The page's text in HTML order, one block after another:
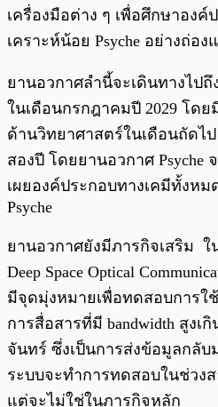
เครื่องมือต่าง ๆ เพื่อศึกษาอง
เคราะห์น้อย Psyche อย่างถ่อง
ยานอวกาศลำนี้จะเดินทางไปถึ
ในเดือนกรกฎาคมปี 2029 โดย
ด้านวิทยาศาสตร์ในเดือนถัดไ
สองปี โดยยานอวกาศ Psyche
เผยองค์ประกอบทางเคมีทั้งห
Psyche
ยานอวกาศยังมีภารกิจเสริม ใ
Deep Space Optical
มีจุดมุ่งหมายเพื่อทดสอบการใ
การสื่อสารที่มี bandwidth สูงเ
จันทร์ ซึ่งเป็นการส่งข้อมูลกลั
ระบบจะทำการทดสอบในช่วง
แต่จะไม่ใช่ในภารกิจหลัก